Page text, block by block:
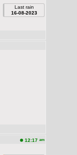
Last rain
16-08-2023
12:17 am